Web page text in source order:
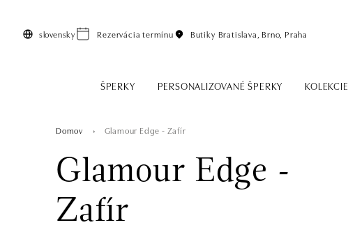
slovensky Rezervácia termínu Butiky Bratislava, Brno, Praha
ŠPERKY PERSONALIZOVANÉ ŠPERKY KOLEKCIE
Domov Glamour Edge - Zafír
Glamour Edge -
Zafír